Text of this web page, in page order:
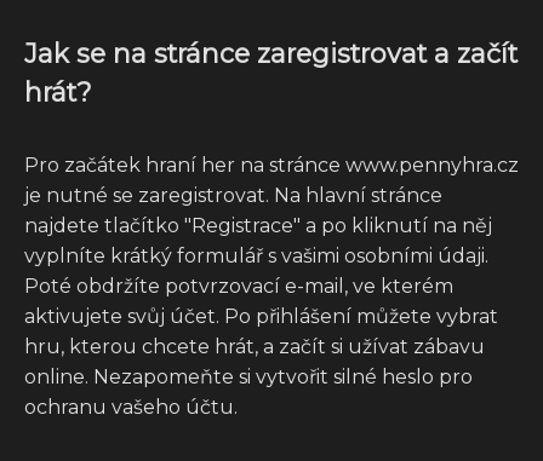
Jak se na stránce zaregistrovat a začít
hrát?
Pro začátek hraní her na stránce www.pennyhra.cz
je nutné se zaregistrovat. Na hlavní stránce
najdete tlačítko "Registrace" a po kliknutí na něj
vyplníte krátký formulář s vašimi osobními údaji.
Poté obdržíte potvrzovací e-mail, ve kterém
aktivujete svůj účet. Po přihlášení můžete vybrat
hru, kterou chcete hrát, a začít si užívat zábavu
online. Nezapomeňte si vytvořit silné heslo pro
ochranu vašeho účtu.